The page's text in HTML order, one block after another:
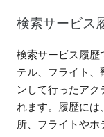
検索サービス
検索サービス履歴
テル、フライト、
ンして行ったアク
れます。履歴には
所、フライトや